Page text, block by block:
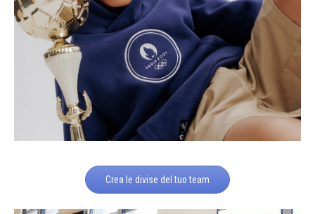
Crea le divise del tuo team